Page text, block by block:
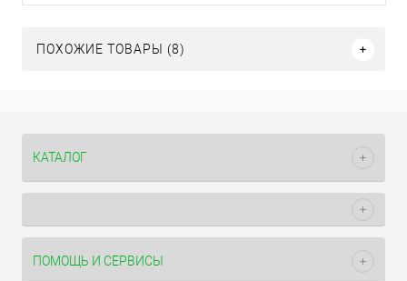
ПОХОЖИЕ ТОВАРЫ (8)
КАТАЛОГ
ПОМОЩЬ И СЕРВИСЫ